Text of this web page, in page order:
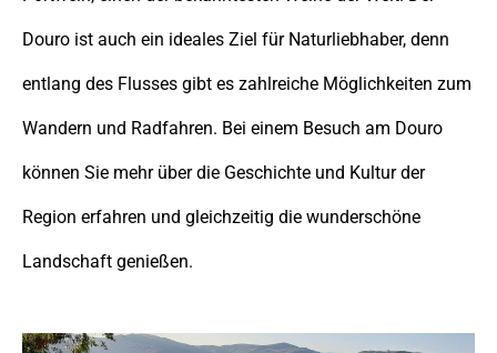
Douro ist auch ein ideales Ziel für Naturliebhaber, denn
entlang des Flusses gibt es zahlreiche Möglichkeiten zum
Wandern und Radfahren. Bei einem Besuch am Douro
können Sie mehr über die Geschichte und Kultur der
Region erfahren und gleichzeitig die wunderschöne
Landschaft genießen.